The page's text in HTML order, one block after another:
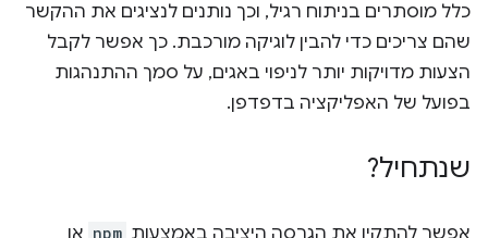
כלל מוסתרים בניתוח רגיל, וכך נותנים לנציגים את ההקשר
שהם צריכים כדי להבין לוגיקה מורכבת. כך אפשר לקבל
הצעות מדויקות יותר לניפוי באגים, על סמך ההתנהגות
בפועל של האפליקציה בדפדפן.
שנתחיל?
אפשר להתקין את הגרסה היציבה באמצעות npm או